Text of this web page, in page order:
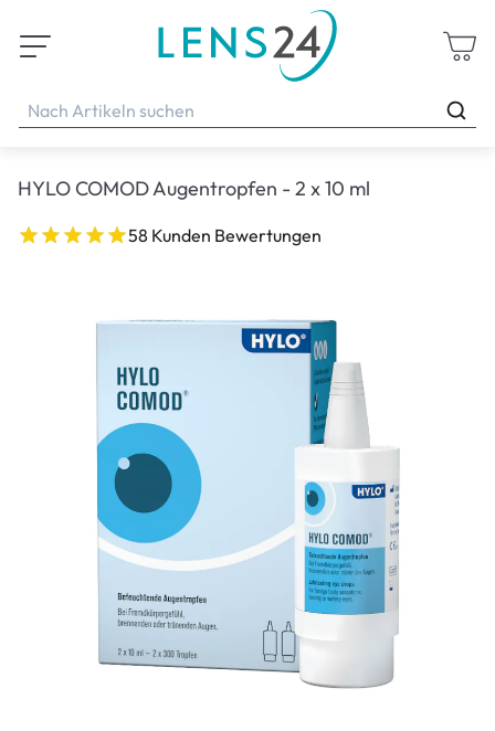
HYLO COMOD Augentropfen - 2 x 10 ml
58 Kunden Bewertungen